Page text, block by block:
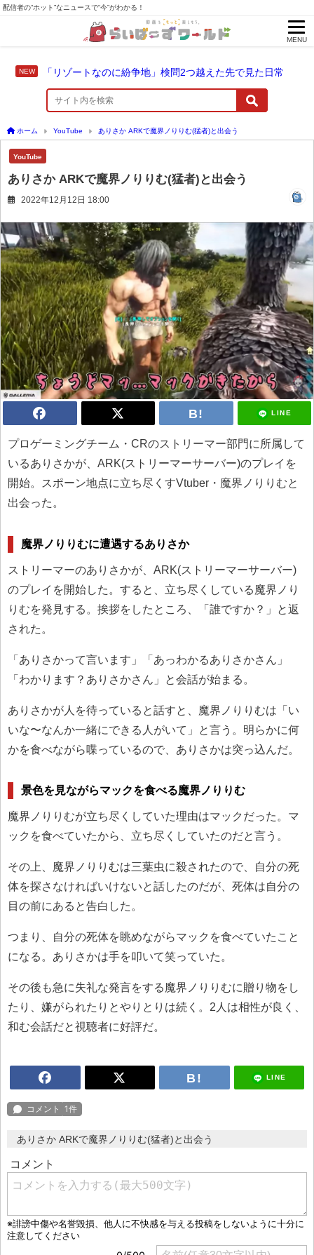
配信者の“ホット”なニュースで“今”がわかる！
MENU
「リゾートなのに紛争地」検問2つ越えた先で見た日常
ホーム YouTube ありさか ARKで魔界ノりりむ(猛者)と出会う
YouTube
ありさか ARKで魔界ノりりむ(猛者)と出会う
2022年12月12日 18:00
LINE
プロゲーミングチーム・CRのストリーマー部門に所属して
いるありさかが、ARK(ストリーマーサーバー)のプレイを
開始。スポーン地点に立ち尽くすVtuber・魔界ノりりむと
出会った。
魔界ノりりむに遭遇するありさか
ストリーマーのありさかが、ARK(ストリーマーサーバー)
のプレイを開始した。すると、立ち尽くしている魔界ノり
りむを発見する。挨拶をしたところ、「誰ですか？」と返
された。
「ありさかって言います」「あっわかるありさかさん」
「わかります？ありさかさん」と会話が始まる。
ありさかが人を待っていると話すと、魔界ノりりむは「い
いな〜なんか一緒にできる人がいて」と言う。明らかに何
かを食べながら喋っているので、ありさかは突っ込んだ。
景色を見ながらマックを食べる魔界ノりりむ
魔界ノりりむが立ち尽くしていた理由はマックだった。マ
ックを食べていたから、立ち尽くしていたのだと言う。
その上、魔界ノりりむは三葉虫に殺されたので、自分の死
体を探さなければいけないと話したのだが、死体は自分の
目の前にあると告白した。
つまり、自分の死体を眺めながらマックを食べていたこと
になる。ありさかは手を叩いて笑っていた。
その後も急に失礼な発言をする魔界ノりりむに贈り物をし
たり、嫌がられたりとやりとりは続く。2人は相性が良く、
和む会話だと視聴者に好評だ。
LINE
ありさか ARKで魔界ノりりむ(猛者)と出会う